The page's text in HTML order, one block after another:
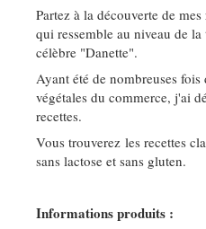
Partez à la découverte de
qui ressemble au niveau de
célèbre "Danette".
Ayant été de nombreuses fois
végétales du commerce, j'ai
recettes.
Vous trouverez les recettes
sans lactose et sans gluten.
Informations produits :